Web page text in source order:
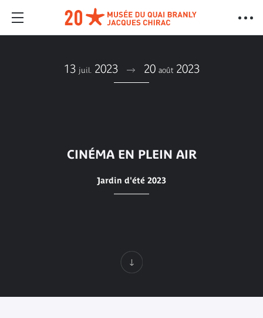
13 juil. 2023 20 août 2023
CINÉMA EN PLEIN AIR
Jardin d'été 2023